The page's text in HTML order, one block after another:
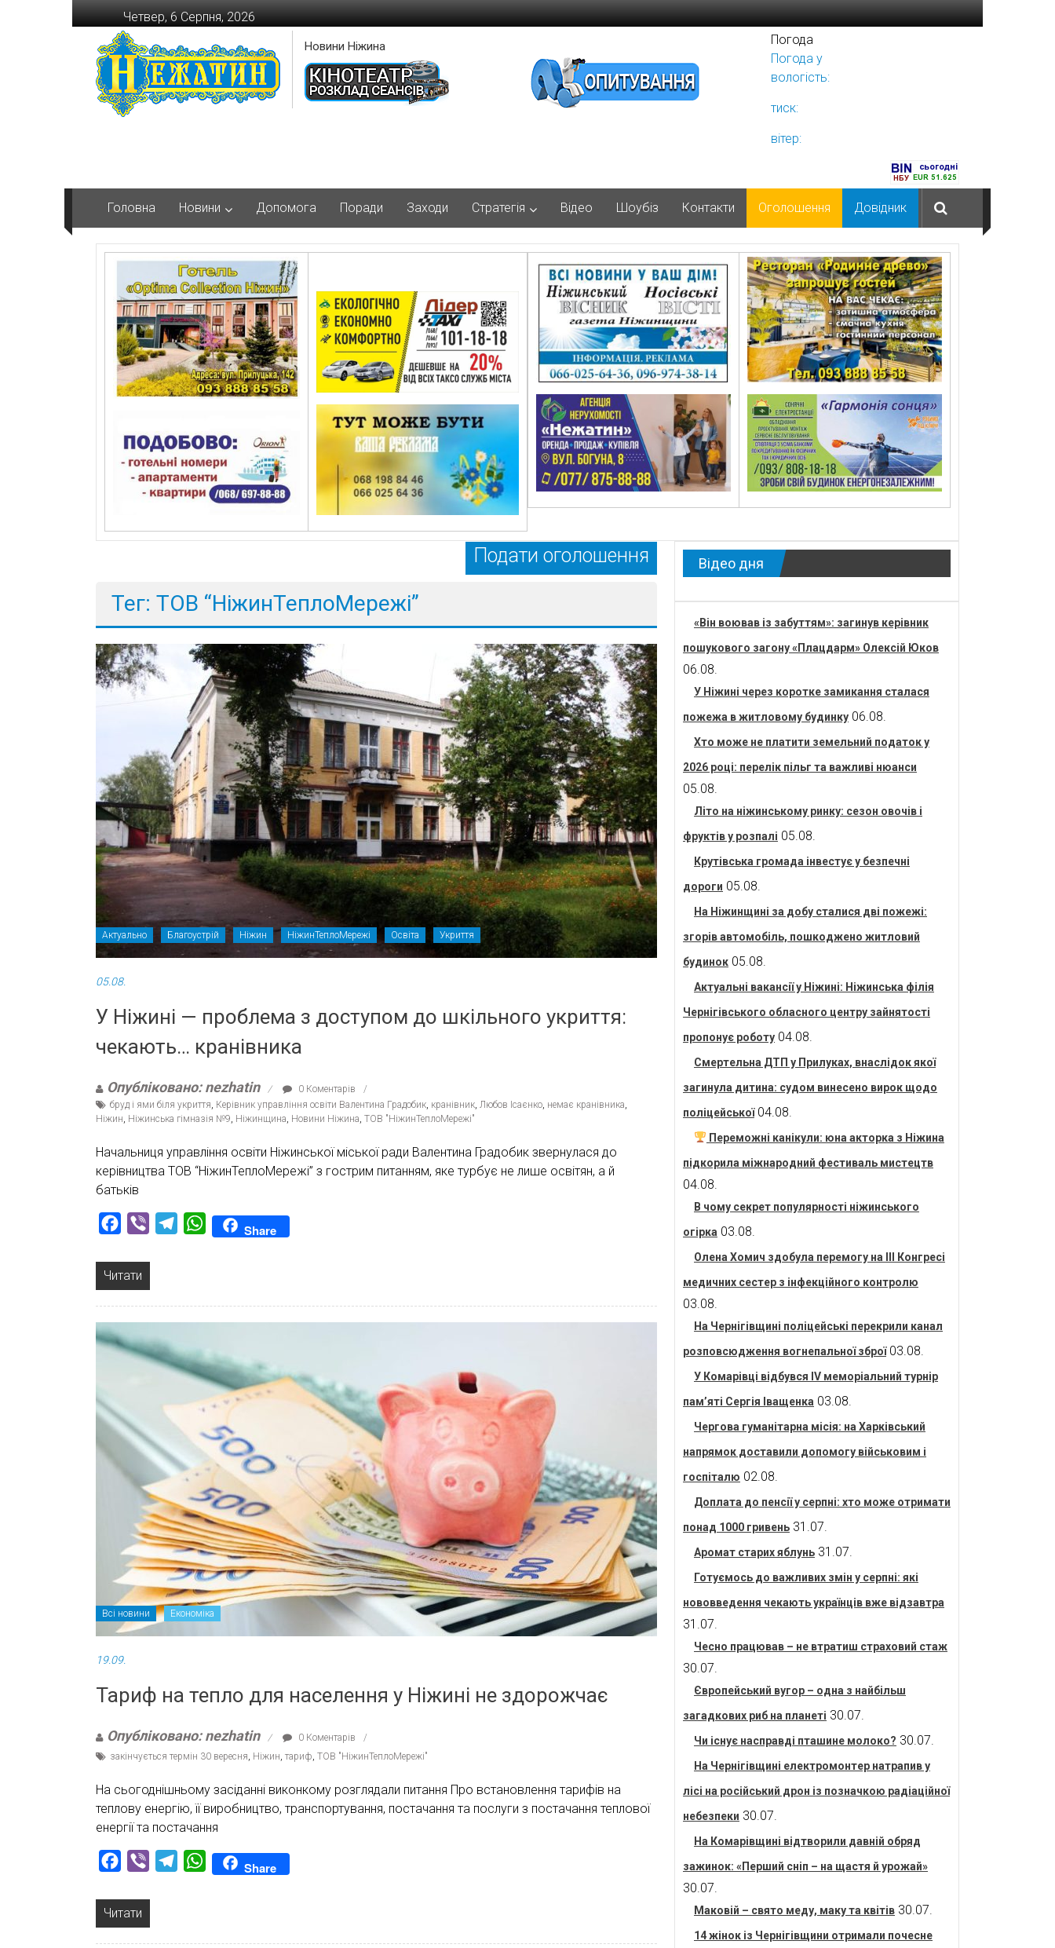
Перейти
до
вмісту
Четвер, 6 Серпня, 2026
Новини Ніжина
Погода
Погода у
вологість:
тиск:
вітер:
Головна Новини Допомога Поради Заходи Стратегія Відео Шоубіз Контакти Оголошення Довідник
Подати оголошення
Тег: ТОВ “НіжинТеплоМережі”
Актуально Благоустрій Ніжин НіжинТеплоМережі Освіта Укриття
05.08.
У Ніжині — проблема з доступом до шкільного укриття:
чекають… кранівника
Опубліковано: nezhatin
0 Коментарів
бруд і ями біля укриття Керівник управління освіти Валентина Градобик кранівник Любов Ісаєнко немає кранівника
Ніжин Ніжинська гімназія №9 Ніжинщина Новини Ніжина ТОВ "НіжинТеплоМережі"
Начальниця управління освіти Ніжинської міської ради Валентина Градобик звернулася до
керівництва ТОВ “НіжинТеплоМережі” з гострим питанням, яке турбує не лише освітян, а й
батьків
Facebook
Viber TelegramWhatsAppShare
Читати
Всі новини Економіка
19.09.
Тариф на тепло для населення у Ніжині не здорожчає
Опубліковано: nezhatin
0 Коментарів
закінчується термін 30 вересня Ніжин тариф ТОВ "НіжинТеплоМережі"
На сьогоднішньому засіданні виконкому розглядали питання Про встановлення тарифів на
теплову енергію, її виробництво, транспортування, постачання та послуги з постачання теплової
енергії та постачання
Facebook
Viber TelegramWhatsAppShare
Читати
Відео дня
«Він воював із забуттям»: загинув керівник
пошукового загону «Плацдарм» Олексій Юков
06.08.
У Ніжині через коротке замикання сталася
пожежа в житловому будинку 06.08.
Хто може не платити земельний податок у
2026 році: перелік пільг та важливі нюанси
05.08.
Літо на ніжинському ринку: сезон овочів і
фруктів у розпалі 05.08.
Крутівська громада інвестує у безпечні
дороги 05.08.
На Ніжинщині за добу сталися дві пожежі:
згорів автомобіль, пошкоджено житловий
будинок 05.08.
Актуальні вакансії у Ніжині: Ніжинська філія
Чернігівського обласного центру зайнятості
пропонує роботу 04.08.
Смертельна ДТП у Прилуках, внаслідок якої
загинула дитина: судом винесено вирок щодо
поліцейської 04.08.
Переможні канікули: юна акторка з Ніжина
підкорила міжнародний фестиваль мистецтв
04.08.
В чому секрет популярності ніжинського
огірка 03.08.
Олена Хомич здобула перемогу на ІІІ Конгресі
медичних сестер з інфекційного контролю
03.08.
На Чернігівщині поліцейські перекрили канал
розповсюдження вогнепальної зброї 03.08.
У Комарівці відбувся IV меморіальний турнір
пам’яті Сергія Іващенка 03.08.
Чергова гуманітарна місія: на Харківський
напрямок доставили допомогу військовим і
госпіталю 02.08.
Доплата до пенсії у серпні: хто може отримати
понад 1000 гривень 31.07.
Аромат старих яблунь 31.07.
Готуємось до важливих змін у серпні: які
нововведення чекають українців вже відзавтра
31.07.
Чесно працював – не втратиш страховий стаж
30.07.
Європейський вугор – одна з найбільш
загадкових риб на планеті 30.07.
Чи існує насправді пташине молоко? 30.07.
На Чернігівщині електромонтер натрапив у
лісі на російський дрон із позначкою радіаційної
небезпеки 30.07.
На Комарівщині відтворили давній обряд
зажинок: «Перший сніп – на щастя й урожай»
30.07.
Маковій – свято меду, маку та квітів 30.07.
14 жінок із Чернігівщини отримали почесне